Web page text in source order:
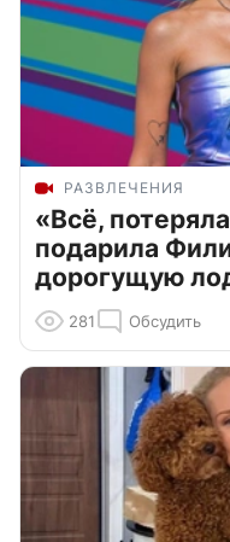
РАЗВЛЕЧЕНИЯ
«Всё,
подарила
дорогущую
281 Обсудить